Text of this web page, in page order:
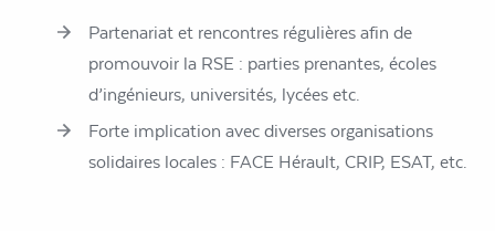
Partenariat et rencontres régulières afin de
promouvoir la RSE : parties prenantes, écoles
d’ingénieurs, universités, lycées etc.
Forte implication avec diverses organisations
solidaires locales : FACE Hérault, CRIP, ESAT, etc.